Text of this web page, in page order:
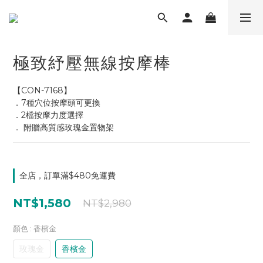
極致紓壓無線按摩棒
【CON-7168】
．7種穴位按摩頭可更換
．2檔按摩力度選擇
． 附贈高質感玫瑰金置物架
全店，訂單滿$480免運費
NT$1,580 NT$2,980
顏色 : 香檳金
玫瑰金 香檳金